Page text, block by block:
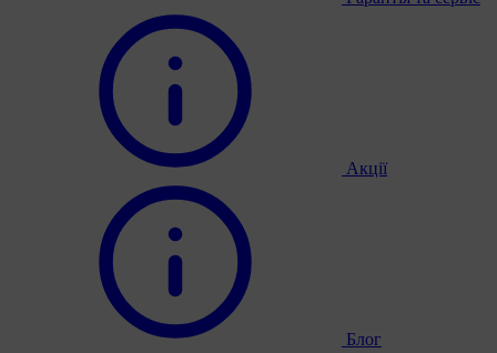
Акції
Блог